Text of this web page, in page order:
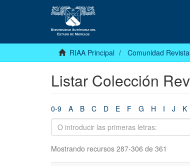
RIAA Principal Comunidad
Listar Colección
0-9 A B C D E F G H I J K
Mostrando recursos 287-306 de 361